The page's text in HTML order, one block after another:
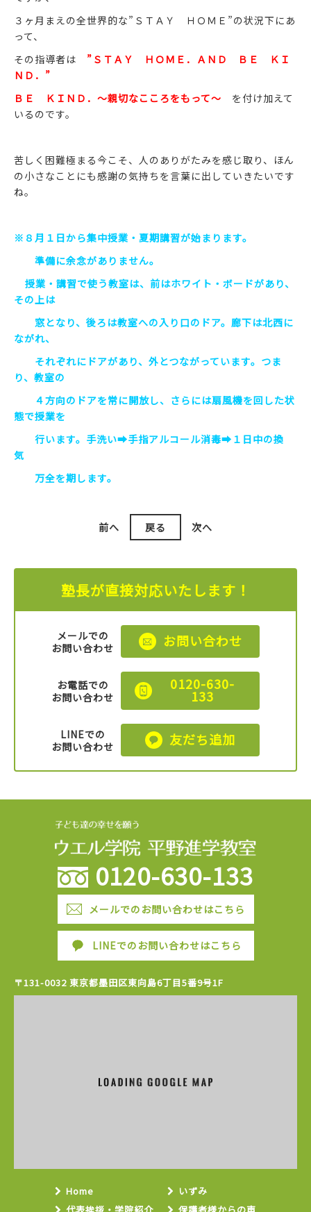
３ヶ月まえの全世界的な”ＳＴＡＹ ＨＯＭＥ”の状況下にあ
って、
その指導者は ”ＳＴＡＹ ＨＯＭＥ．ＡＮＤ ＢＥ ＫＩ
ＮＤ．”
ＢＥ ＫＩＮＤ．～親切なこころをもって～ を付け加えて
いるのです。
苦しく困難極まる今こそ、人のありがたみを感じ取り、ほん
の小さなことにも感謝の気持ちを言葉に出していきたいです
ね。
※８月１日から集中授業・夏期講習が始まります。
準備に余念がありません。
授業・講習で使う教室は、前はホワイト・ボードがあり、
その上は
窓となり、後ろは教室への入り口のドア。廊下は北西に
ながれ、
それぞれにドアがあり、外とつながっています。つま
り、教室の
４方向のドアを常に開放し、さらには扇風機を回した状
態で授業を
行います。手洗い➡手指アルコール消毒➡１日中の換
気
万全を期します。
前へ 戻る 次へ
塾長が直接対応いたします！
メールでの
お問い合わせ
お問い合わせ
お電話での
お問い合わせ
0120-630-
133
LINEでの
お問い合わせ
友だち追加
0120-630-133
メールでのお問い合わせはこちら
LINEでのお問い合わせはこちら
〒131-0032 東京都墨田区東向島6丁目5番9号1F
Home
代表挨拶・学院紹介
いずみ
保護者様からの声